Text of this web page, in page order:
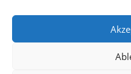
Parts für Harley